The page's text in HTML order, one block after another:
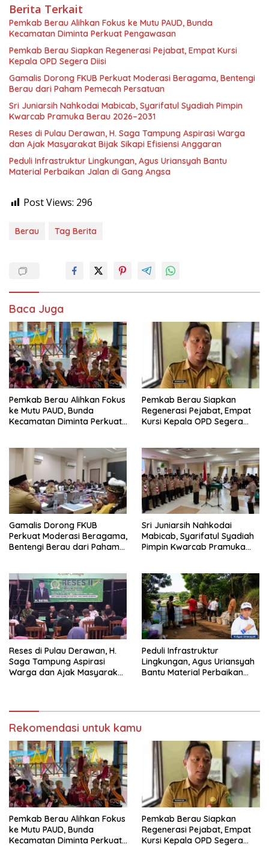
Berita Terkait
Pemkab Berau Alihkan Fokus ke Mutu PAUD, Bunda
Kecamatan Diminta Perkuat Pengawasan
Pemkab Berau Siapkan Regenerasi Pejabat, Empat Kursi
Kepala OPD Segera Diisi
Gamalis Dorong FKUB Perkuat Moderasi Beragama, Bentengi
Berau dari Paham Pemecah Persatuan
Sri Juniarsih Nahkodai Mabicab, Syarifatul Syadiah Pimpin
Kwarcab Pramuka Berau 2026–2031
Reses di Pulau Derawan, H. Saga Tampung Aspirasi Warga
dan Ajak Masyarakat Bijak Sikapi Efisiensi Anggaran
Peduli Infrastruktur Lingkungan, Agus Uriansyah Bantu
Material Perbaikan Jalan di Gang Angsa
Post Views: 296
Berau Tag Berita
Baca Juga
Pemkab Berau Alihkan Fokus
ke Mutu PAUD, Bunda
Kecamatan Diminta Perkuat
Pemkab Berau Siapkan
Regenerasi Pejabat, Empat
Kursi Kepala OPD Segera
Gamalis Dorong FKUB
Perkuat Moderasi Beragama,
Bentengi Berau dari Paham
Sri Juniarsih Nahkodai
Mabicab, Syarifatul Syadiah
Pimpin Kwarcab Pramuka
Reses di Pulau Derawan, H.
Saga Tampung Aspirasi
Warga dan Ajak Masyarakat
Peduli Infrastruktur
Lingkungan, Agus Uriansyah
Bantu Material Perbaikan
Rekomendasi untuk kamu
Pemkab Berau Alihkan Fokus
ke Mutu PAUD, Bunda
Kecamatan Diminta Perkuat
Pemkab Berau Siapkan
Regenerasi Pejabat, Empat
Kursi Kepala OPD Segera